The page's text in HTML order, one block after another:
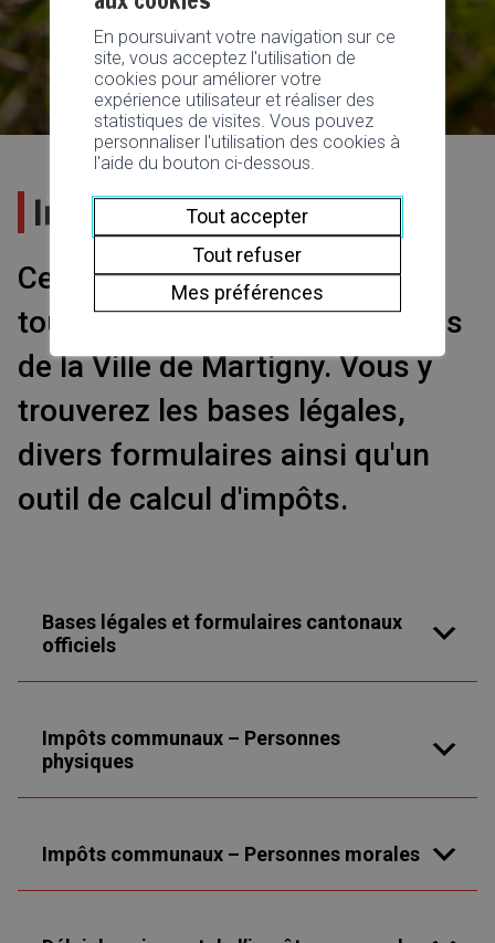
Impôts
Cette section vous fournit
toutes les informations fiscales
de la Ville de Martigny. Vous y
trouverez les bases légales,
divers formulaires ainsi qu'un
outil de calcul d'impôts.
Bases légales et formulaires cantonaux
officiels
Impôts communaux – Personnes
physiques
Impôts communaux – Personnes morales
En poursuivant votre navigation sur ce
site, vous acceptez l'utilisation de
cookies pour améliorer votre
expérience utilisateur et réaliser des
statistiques de visites. Vous pouvez
personnaliser l'utilisation des cookies à
l'aide du bouton ci-dessous.
Tout accepter
Tout refuser
Mes préférences